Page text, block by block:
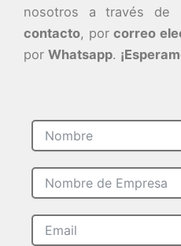
nosotros a través de
contacto, por correo
por Whatsapp.